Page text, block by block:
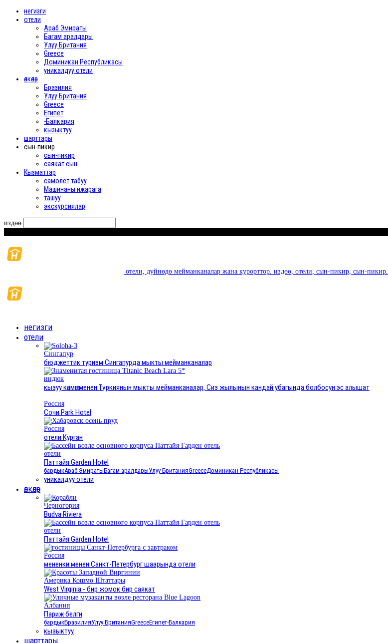
негизги
отели
Араб Эмираты
Багам аралдары
Улуу Британия
Greece
Доминикан Республикасы
уникалдуу отели
өлкөлөр
Бразилия
Улуу Британия
Greece
Египет
-Балкария
кызыктуу
шарттары
сын-пикир
сын-пикир
саякат сын
Кызматтар
самолет табуу
Машинаны ижарага
ташуу
экскурсиялар
издөө
отели, дүйнөдө мейманканалар жана курорттор. издөө, отели, сын-пикир, сын-пикир.
негизги
отели
Сингапур
бюджеттик туризм Сингапурда мыкты мейманканалар
индюк
кызуу көлмөгө менен Түркиянын мыкты мейманканалар, Сиз жылынын кандай убагында болбосун эс алышат
Россия
Сочи Park Hotel
Россия
отели Курган
отели
Паттайя Garden Hotel
бардыкАраб ЭмиратыБагам аралдарыУлуу БританияGreeceДоминикан Республикасы
уникалдуу отели
өлкөлөр
Черногория
Budva Riviera
отели
Паттайя Garden Hotel
Россия
мененки менен Санкт-Петербург шаарында отели
Америка Кошмо Штаттары
West Virginia - бир жомок бир саякат
Албания
Париж белги
бардыкБразилияУлуу БританияGreeceЕгипет-Балкария
кызыктуу
шарттары